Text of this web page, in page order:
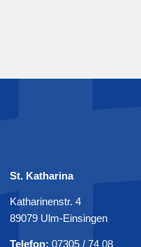
St. Katharina
Katharinenstr. 4
89079 Ulm-Einsingen
Telefon: 07305 / 74 08